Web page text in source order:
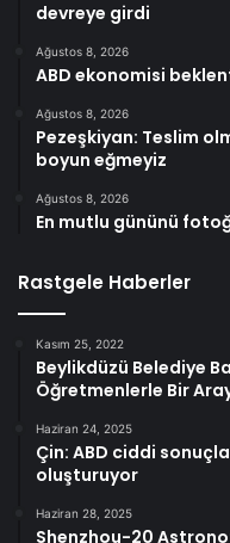
devreye girdi
Ağustos 8, 2026
ABD ekonomisi
Ağustos 8, 2026
Pezeşkiyan: Teslim
boyun eğmeyiz
Ağustos 8, 2026
En mutlu gününü
Rastgele Haberler
Kasım 25, 2022
Beylikdüzü Belediye
Öğretmenlerle Bir
Haziran 24, 2025
Çin: ABD ciddi
oluşturuyor
Haziran 28, 2025
Shenzhou-20